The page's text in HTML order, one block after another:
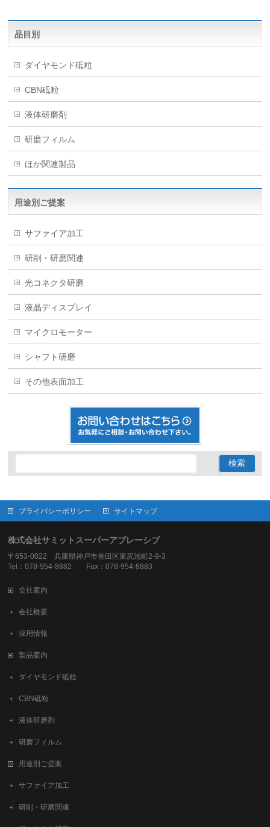
品目別
ダイヤモンド砥粒
CBN砥粒
液体研磨剤
研磨フィルム
ほか関連製品
用途別ご提案
サファイア加工
研削・研磨関連
光コネクタ研磨
液晶ディスプレイ
マイクロモーター
シャフト研磨
その他表面加工
プライバシーポリシー サイトマップ
株式会社サミットスーパーアブレーシブ
〒653-0022 兵庫県神戸市長田区東尻池町2-9-3
Tel：078-954-8882 Fax：078-954-8883
会社案内
会社概要
採用情報
製品案内
ダイヤモンド砥粒
CBN砥粒
液体研磨剤
研磨フィルム
用途別ご提案
サファイア加工
研削・研磨関連